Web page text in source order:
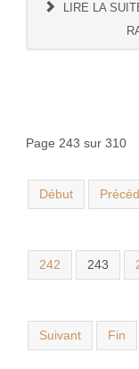
LIRE LA
Page 243 sur 310
Début
242 243
Suivant Fin